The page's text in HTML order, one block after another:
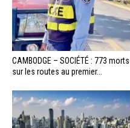
CAMBODGE – SOCIÉTÉ : 773 morts
sur les routes au premier...